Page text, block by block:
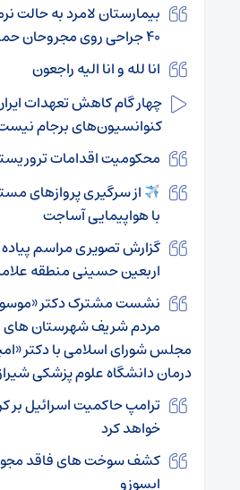
بیمارستان لامرد به حالت
۴۰ جراحی روی مجروحان حمله موشکی
انا لله و انا الیه راجعون
چهار گام کاهش تعهدات
کنوانسیون‌های برجام
محکومیت اقدامات
از سرگیری پروازهای
با هواپیمایی آساجت
گزارش تصویری مراسم
اربعین حسینی منطقه
نشست مشترک دکتر
مردم شریف شهرستان های
مجلس شورای اسلامی با دکتر
درمان دانشگاه علوم پزشکی
ترامپ حاکمیت اسرائیل بر
خواهد کرد
کشف سوخت های فاقد مجوز
ایسوزو